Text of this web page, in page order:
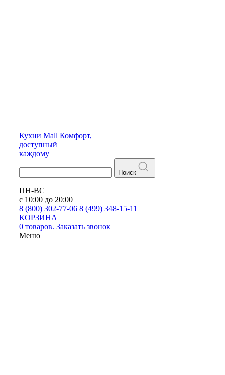
Кухни Mall Комфорт,
доступный
каждому
Поиск
ПН-ВС
с 10:00 до 20:00
8 (800) 302-77-06 8 (499) 348-15-11
КОРЗИНА
0 товаров. Заказать звонок
Меню